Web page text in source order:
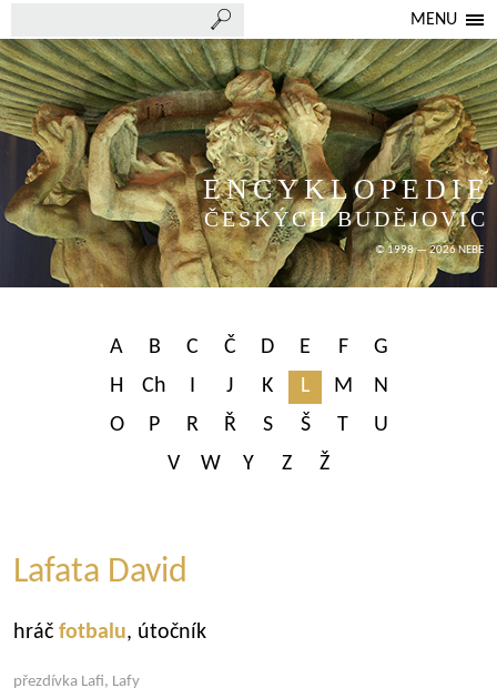
MENU
ENCYKLOPEDIE
ČESKÝCH BUDĚJOVIC
© 1998 — 2026 NEBE
A B C Č D E F
G
H
Ch I J K L M
N
O
P R Ř S Š T
U
V
W Y Z Ž
Lafata David
hráč fotbalu, útočník
přezdívka Lafi, Lafy